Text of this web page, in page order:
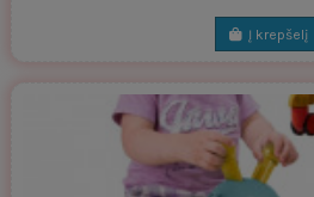
Į krepšelį